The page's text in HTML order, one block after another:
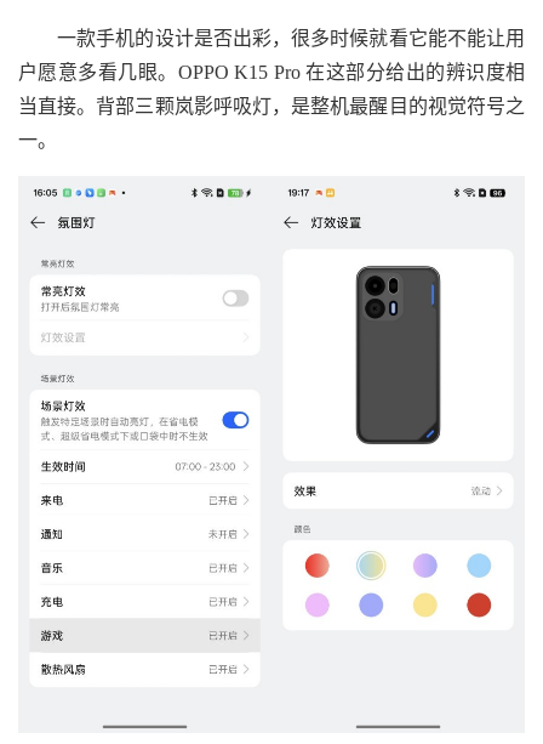
一款手机的设计是否出彩，很多时候就看它能不能让用
户愿意多看几眼。OPPO K15 Pro 在这部分给出的辨识度相
当直接。背部三颗岚影呼吸灯，是整机最醒目的视觉符号之
一。